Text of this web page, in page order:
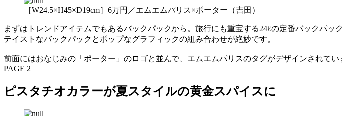
［W24.5×H45×D19cm］6万円／エムエムパリス×ポーター（吉田）
まずはトレンドアイテムでもあるバックパックから。旅行にも重宝する24ℓの定番バックパ
テイストなバックパックとポップなグラフィックの組み合わせが絶妙です。
前面にはおなじみの「ポーター」のロゴと並んで、エムエムパリスのタグがデザインされて
PAGE 2
ピスタチオカラーが夏スタイルの黄金スパイスに